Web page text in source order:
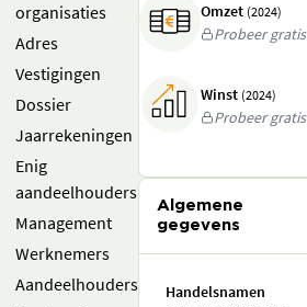
organisaties
Adres
Vestigingen
Dossier
Jaarrekeningen
Enig
aandeelhouders
Management
Werknemers
Aandeelhouders
Omzet (2024)
Probeer gratis
Winst (2024)
Probeer gratis
Algemene
gegevens
Handelsnamen